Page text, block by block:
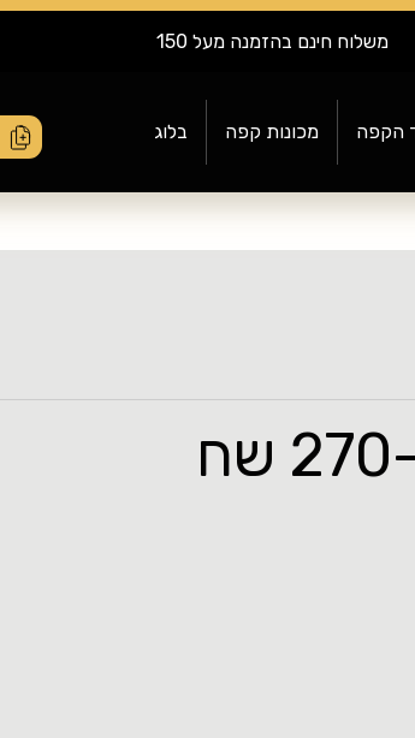
משלוח חינם בהזמנה מעל 150
הקפה מכונות קפה בלוג